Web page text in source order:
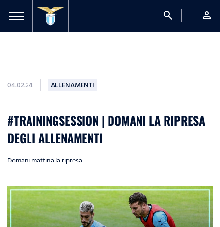
search person
04.02.24 ALLENAMENTI
#TRAININGSESSION | DOMANI LA RIPRESA
DEGLI ALLENAMENTI
Domani mattina la ripresa